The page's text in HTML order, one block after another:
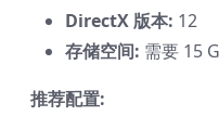
DirectX 版本: 12
存储空间: 需要 15
推荐配置: